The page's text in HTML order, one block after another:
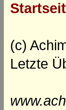
(c)
Letzte